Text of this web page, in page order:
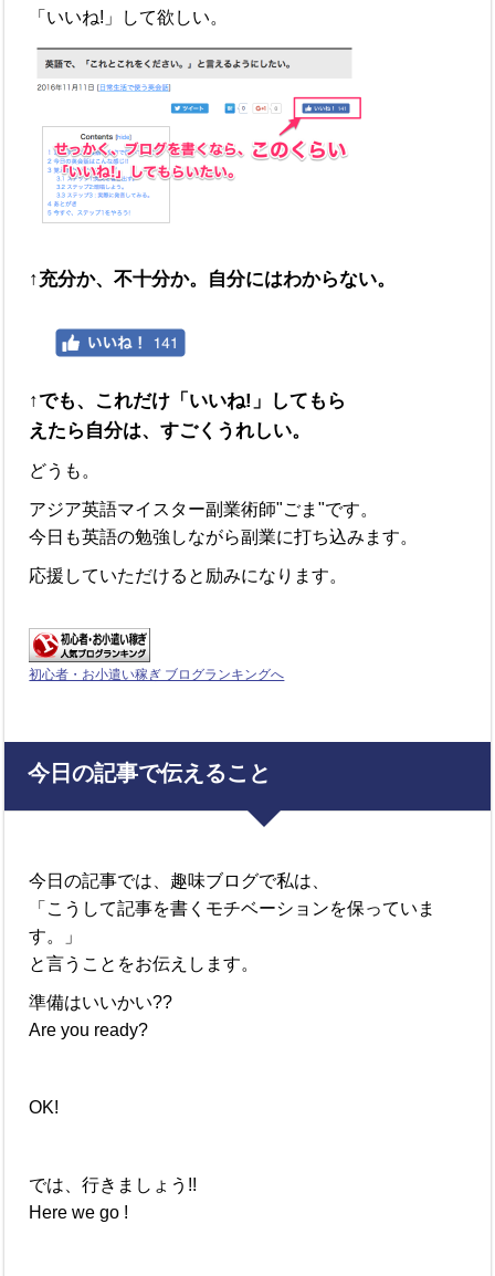
「いいね!」して欲しい。
↑充分か、不十分か。自分にはわからない。
↑でも、これだけ「いいね!」してもら
えたら自分は、すごくうれしい。
どうも。
アジア英語マイスター副業術師"ごま"です。
今日も英語の勉強しながら副業に打ち込みます。
応援していただけると励みになります。
初心者・お小遣い稼ぎ ブログランキングへ
今日の記事で伝えること
今日の記事では、趣味ブログで私は、
「こうして記事を書くモチベーションを保っていま
す。」
と言うことをお伝えします。
準備はいいかい??
Are you ready?
OK!
では、行きましょう!!
Here we go !